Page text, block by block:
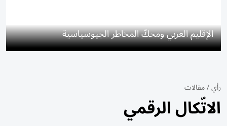
الإقليم العربي ومحكّ المخاطر الجيوسياسية
رأي/مقالات
الاتّكال الرقمي